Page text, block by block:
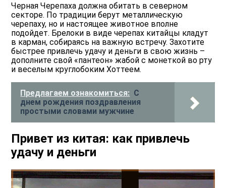
Черная Черепаха должна обитать в северном
секторе. По традиции берут металлическую
черепаху, но и настоящее животное вполне
подойдет. Брелоки в виде черепах китайцы кладут
в карман, собираясь на важную встречу. Захотите
быстрее привлечь удачу и деньги в свою жизнь –
дополните свой «пантеон» жабой с монеткой во рту
и веселым круглобоким Хоттеем.
Предлагаем ознакомиться: С
днем рождения поздравления
простыми словами мужчине
Привет из китая: как привлечь
удачу и деньги